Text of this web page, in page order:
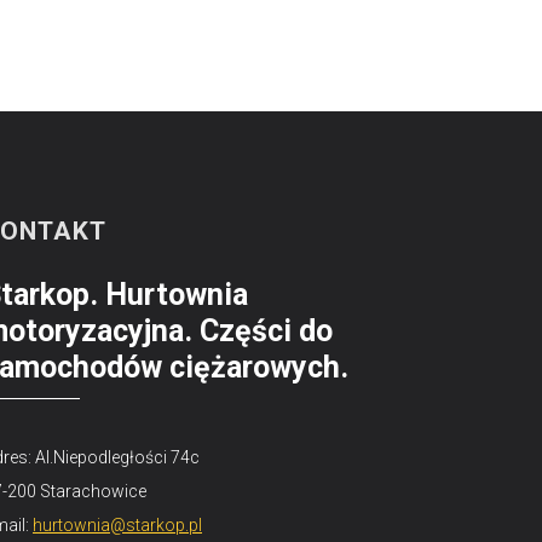
Hurtownia
Części do
ciężarowych.
Al.Niepodległości 74c
200 Starachowice
hurtownia@starkop.pl